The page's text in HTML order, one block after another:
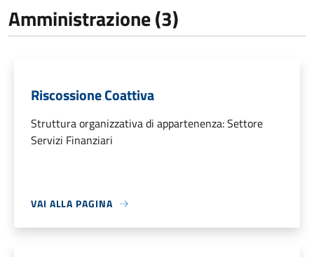
Amministrazione (3)
Riscossione Coattiva
Struttura organizzativa di appartenenza: Settore
Servizi Finanziari
VAI ALLA PAGINA